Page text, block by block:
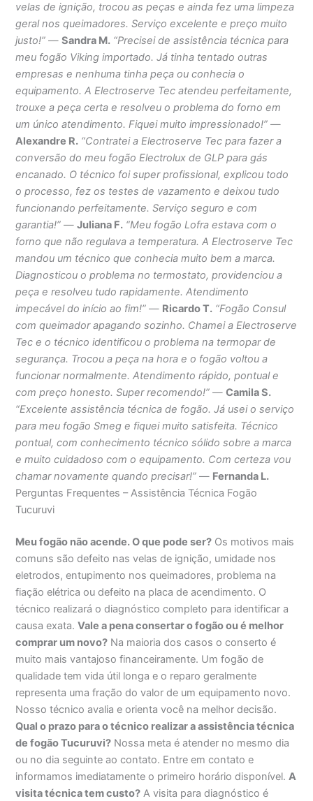
velas de ignição, trocou as peças e ainda fez uma limpeza
geral nos queimadores. Serviço excelente e preço muito
justo!” —Sandra M. “Precisei de assistência técnica para
meu fogão Viking importado. Já tinha tentado outras
empresas e nenhuma tinha peça ou conhecia o
equipamento. A Electroserve Tec atendeu perfeitamente,
trouxe a peça certa e resolveu o problema do forno em
um único atendimento. Fiquei muito impressionado!” —
Alexandre R. “Contratei a Electroserve Tec para fazer a
conversão do meu fogão Electrolux de GLP para gás
encanado. O técnico foi super profissional, explicou todo
o processo, fez os testes de vazamento e deixou tudo
funcionando perfeitamente. Serviço seguro e com
garantia!” —Juliana F. “Meu fogão Lofra estava com o
forno que não regulava a temperatura. A Electroserve Tec
mandou um técnico que conhecia muito bem a marca.
Diagnosticou o problema no termostato, providenciou a
peça e resolveu tudo rapidamente. Atendimento
impecável do início ao fim!” — Ricardo T. “Fogão Consul
com queimador apagando sozinho. Chamei a Electroserve
Tec e o técnico identificou o problema na termopar de
segurança. Trocou a peça na hora e o fogão voltou a
funcionar normalmente. Atendimento rápido, pontual e
com preço honesto. Super recomendo!” —Camila S.
“Excelente assistência técnica de fogão. Já usei o serviço
para meu fogão Smeg e fiquei muito satisfeita. Técnico
pontual, com conhecimento técnico sólido sobre a marca
e muito cuidadoso com o equipamento. Com certeza vou
chamar novamente quando precisar!” — Fernanda L.
Perguntas Frequentes – Assistência Técnica Fogão
Tucuruvi
Meu fogão não acende. O que pode ser? Os motivos mais
comuns são defeito nas velas de ignição, umidade nos
eletrodos, entupimento nos queimadores, problema na
fiação elétrica ou defeito na placa de acendimento. O
técnico realizará o diagnóstico completo para identificar a
causa exata.Vale a pena consertar o fogão ou é melhor
comprar um novo? Na maioria dos casos o conserto é
muito mais vantajoso financeiramente. Um fogão de
qualidade tem vida útil longa e o reparo geralmente
representa uma fração do valor de um equipamento novo.
Nosso técnico avalia e orienta você na melhor decisão.
Qual o prazo para o técnico realizar a assistência técnica
de fogão Tucuruvi? Nossa meta é atender no mesmo dia
ou no dia seguinte ao contato. Entre em contato e
informamos imediatamente o primeiro horário disponível.A
visita técnica tem custo? A visita para diagnóstico é